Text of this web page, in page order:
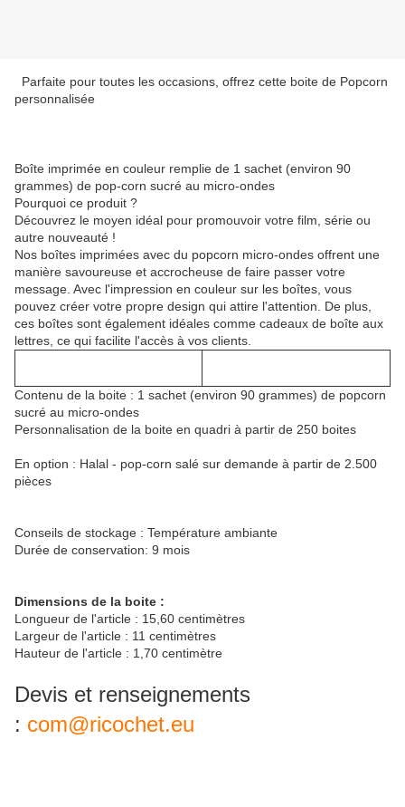
Parfaite pour toutes les occasions, offrez cette boite de Popcorn
personnalisée
Boîte imprimée en couleur remplie de 1 sachet (environ 90
grammes) de pop-corn sucré au micro-ondes
Pourquoi ce produit ?
Découvrez le moyen idéal pour promouvoir votre film, série ou
autre nouveauté !
Nos boîtes imprimées avec du popcorn micro-ondes offrent une
manière savoureuse et accrocheuse de faire passer votre
message. Avec l'impression en couleur sur les boîtes, vous
pouvez créer votre propre design qui attire l'attention. De plus,
ces boîtes sont également idéales comme cadeaux de boîte aux
lettres, ce qui facilite l'accès à vos clients.
Contenu de la boite : 1 sachet (environ 90 grammes) de popcorn
sucré au micro-ondes
Personnalisation de la boite en quadri à partir de 250 boites
En option : Halal - pop-corn salé sur demande à partir de 2.500
pièces
Conseils de stockage : Température ambiante
Durée de conservation: 9 mois
Dimensions de la boite :
Longueur de l'article : 15,60 centimètres
Largeur de l'article : 11 centimètres
Hauteur de l'article : 1,70 centimètre
Devis et renseignements
: com@ricochet.eu